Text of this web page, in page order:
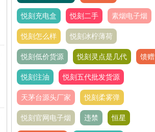
悦刻充电盒 悦刻二手 素烟电子烟
悦刻怎么样 悦刻冰柠薄荷
悦刻低价货源 悦刻灵点是几代 馈赠
悦刻注油 悦刻五代批发货源
天茅台源头厂家 悦刻柔雾弹
悦刻官网电子烟 违禁 恒星